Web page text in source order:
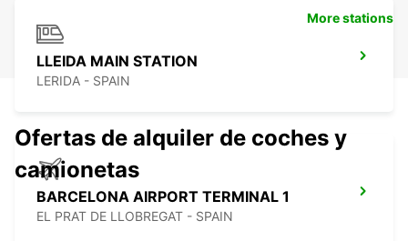
LLEIDA MAIN STATION
LERIDA - SPAIN
BARCELONA AIRPORT TERMINAL 1
EL PRAT DE LLOBREGAT - SPAIN
More stations
Ofertas de alquiler de coches y
camionetas